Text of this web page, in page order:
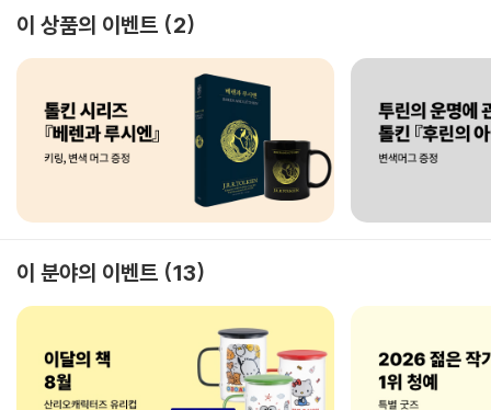
이 상품의 이벤트 2
이 분야의 이벤트 13